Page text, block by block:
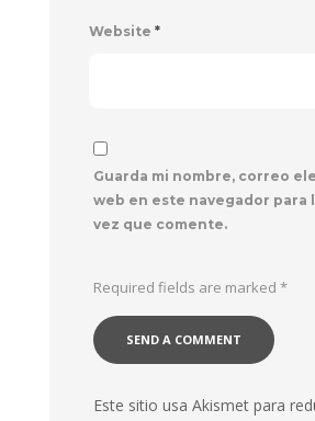
Website *
Guarda mi nombre, correo
web en este navegador para
vez que comente.
Required fields are marked *
Este sitio usa Akismet para